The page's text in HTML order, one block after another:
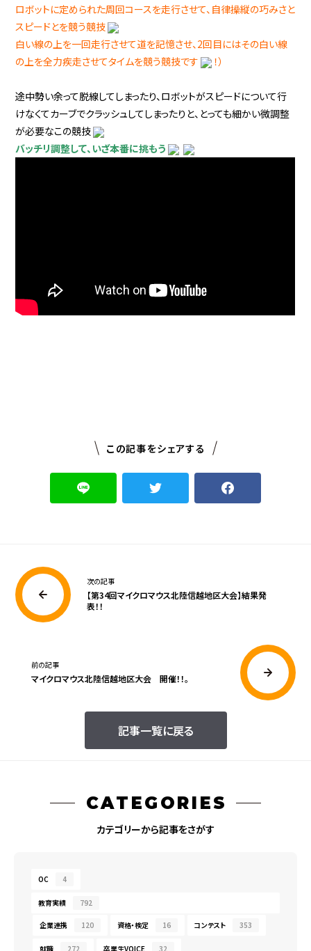
ロボットに定められた周回コースを走行させて、自律操縦の巧みさと
スピードとを競う競技
白い線の上を一回走行させて道を記憶させ、2回目にはその白い線
の上を全力疾走させてタイムを競う競技です
！）
途中勢い余って脱線してしまったり、ロボットがスピードについて行
けなくてカーブでクラッシュしてしまったりと、とっても細かい微調整
が必要なこの競技
バッチリ調整して、いざ本番に挑もう
この記事をシェアする
次の記事
【第34回マイクロマウス北陸信越地区大会】結果発
表！！
記事一覧に戻る
前の記事
マイクロマウス北陸信越地区大会 開催！！。
CATEGORIES
カテゴリーから記事をさがす
OC 4
教育実績 792
企業連携 120 資格・検定 16 コンテスト 353
就職 272 卒業生VOICE 32